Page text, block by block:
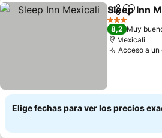
Compartir
Sleep Inn
3 Estrellas
8,2 Muy
Mexicali
Acceso a un
Elige fechas para ver los precios